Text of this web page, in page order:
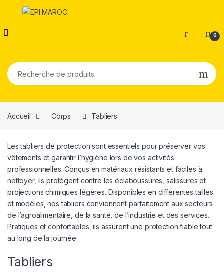
0
Recherche pour :
Accueil Corps Tabliers
Les tabliers de protection sont essentiels pour préserver vos
vêtements et garantir l’hygiène lors de vos activités
professionnelles. Conçus en matériaux résistants et faciles à
nettoyer, ils protègent contre les éclaboussures, salissures et
projections chimiques légères. Disponibles en différentes tailles
et modèles, nos tabliers conviennent parfaitement aux secteurs
de l’agroalimentaire, de la santé, de l’industrie et des services.
Pratiques et confortables, ils assurent une protection fiable tout
au long de la journée.
Tabliers